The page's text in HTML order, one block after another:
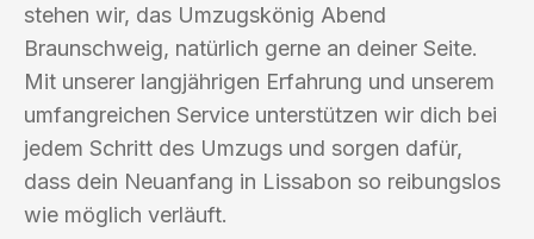
stehen wir, das Umzugskönig Abend
Braunschweig, natürlich gerne an deiner Seite.
Mit unserer langjährigen Erfahrung und unserem
umfangreichen Service unterstützen wir dich bei
jedem Schritt des Umzugs und sorgen dafür,
dass dein Neuanfang in Lissabon so reibungslos
wie möglich verläuft.